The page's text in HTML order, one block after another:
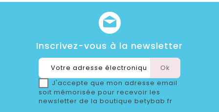
Inscrivez-vous à la newsletter
J'accepte que mon adresse email
soit mémorisée pour recevoir les
newsletter de la boutique betybab.fr